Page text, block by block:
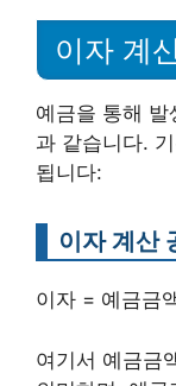
이자 계
예금을 통해
과 같습니다.
됩니다:
이자 계산
이자 = 예금금
여기서 예금금